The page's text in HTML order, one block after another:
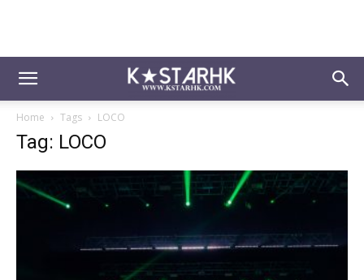
Home Tags LOCO
Tag: LOCO